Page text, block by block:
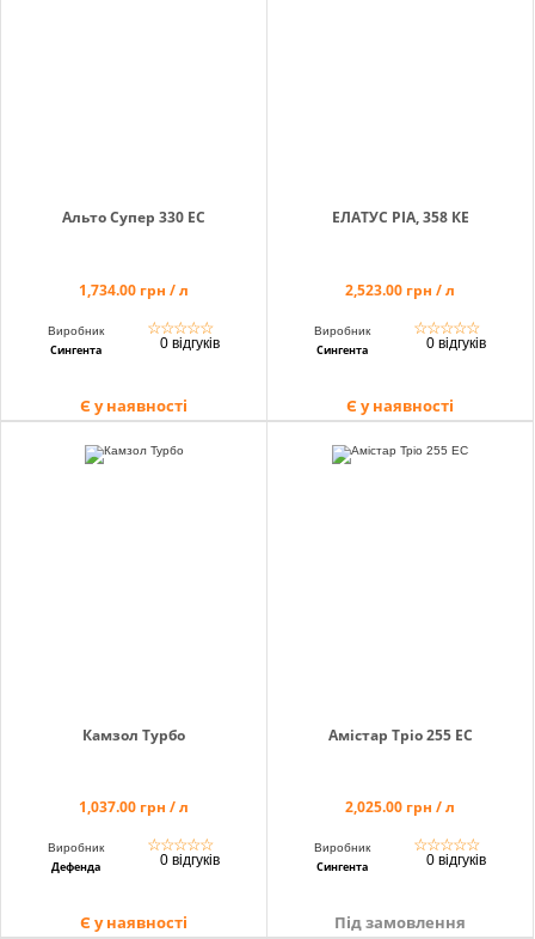
Альто Супер 330 ЕС
1,734.00 грн / л
Виробник
Сингента
☆☆☆☆☆
0 відгуків
Є у наявності
ЕЛАТУС РІА, 358 КЕ
2,523.00 грн / л
Виробник
Сингента
☆☆☆☆☆
0 відгуків
Є у наявності
Камзол Турбо
1,037.00 грн / л
Виробник
Дефенда
☆☆☆☆☆
0 відгуків
Є у наявності
Амістар Тріо 255 ЕС
2,025.00 грн / л
Виробник
Сингента
☆☆☆☆☆
0 відгуків
Під замовлення